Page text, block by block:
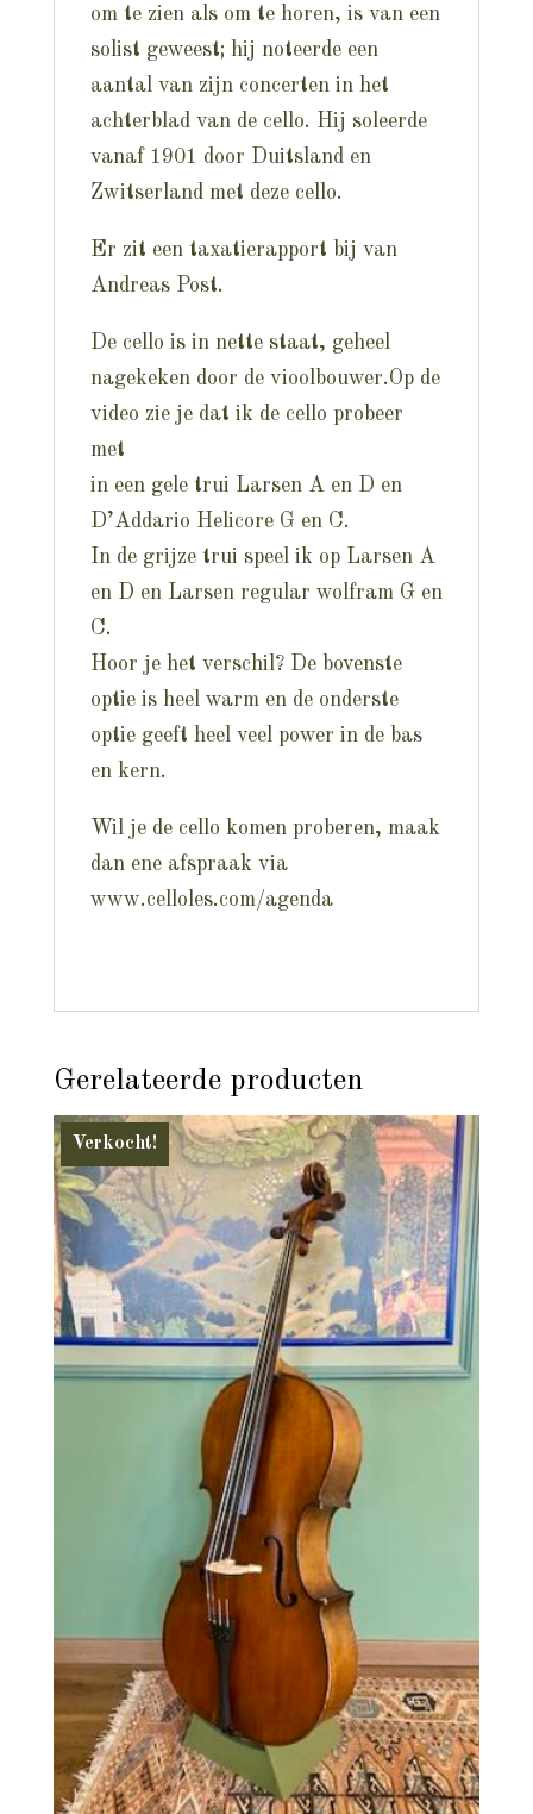
om te zien als om te horen, is van een
solist geweest; hij noteerde een
aantal van zijn concerten in het
achterblad van de cello. Hij soleerde
vanaf 1901 door Duitsland en
Zwitserland met deze cello.
Er zit een taxatierapport bij van
Andreas Post.
De cello is in nette staat, geheel
nagekeken door de vioolbouwer.Op de
video zie je dat ik de cello probeer
met
in een gele trui Larsen A en D en
D’Addario Helicore G en C.
In de grijze trui speel ik op Larsen A
en D en Larsen regular wolfram G en
C.
Hoor je het verschil? De bovenste
optie is heel warm en de onderste
optie geeft heel veel power in de bas
en kern.
Wil je de cello komen proberen, maak
dan ene afspraak via
www.celloles.com/agenda
Gerelateerde producten
Verkocht!